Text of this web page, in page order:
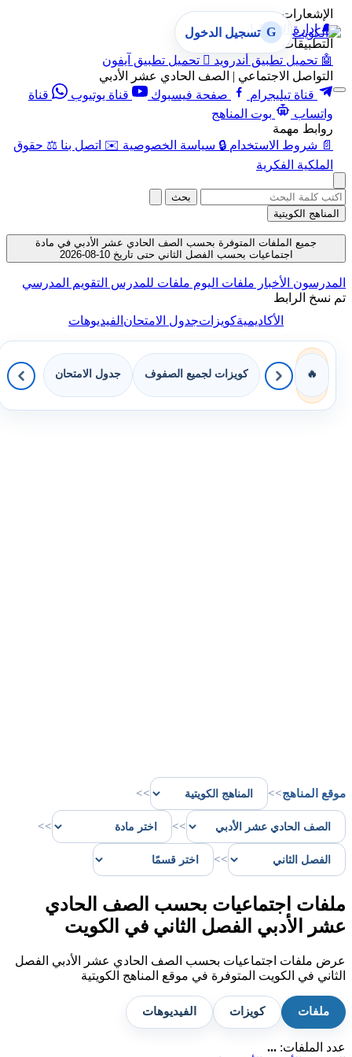
الإشعارات
🔔 إدارة الإشعارات
التطبيقات
🤖 تحميل تطبيق أندرويد  تحميل تطبيق آيفون
التواصل الاجتماعي | الصف الحادي عشر الأدبي
قناة تيليجرام
صفحة فيسبوك قناة يوتيوب
قناة
واتساب
بوت المناهج
روابط مهمة
📄 شروط الاستخدام 🔒 سياسة الخصوصية ✉️ اتصل بنا ⚖️ حقوق
الملكية الفكرية
G تسجيل الدخول
بحث
المناهج الكويتية
جميع الملفات المتوفرة بحسب الصف الحادي عشر الأدبي في مادة
اجتماعيات بحسب الفصل الثاني حتى تاريخ 10-08-2026
المدرسون الأخبار ملفات اليوم ملفات للمدرس التقويم المدرسي
تم نسخ الرابط
الأكاديميةكويزاتجدول الامتحانالفيديوهات
🔥 كويزات لجميع الصفوف جدول الامتحان
موقع المناهج>>
>>
>>
>>
>>
ملفات اجتماعيات بحسب الصف الحادي
عشر الأدبي الفصل الثاني في الكويت
عرض ملفات اجتماعيات بحسب الصف الحادي عشر الأدبي الفصل
الثاني في الكويت المتوفرة في موقع المناهج الكويتية
ملفات كويزات الفيديوهات
عدد الملفات: ...